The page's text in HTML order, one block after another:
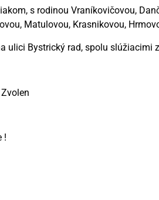
s rodinou Vraníkovičovou,
Matulovou, Krasnikovou,
ulici Bystrický rad, spolu slúžiacimi
!